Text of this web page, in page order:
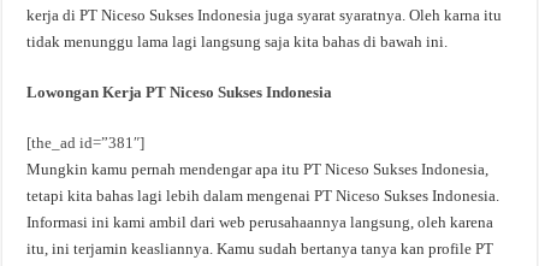
kerja di PT Niceso Sukses Indonesia juga syarat syaratnya. Oleh karna itu
tidak menunggu lama lagi langsung saja kita bahas di bawah ini.
Lowongan Kerja PT Niceso Sukses Indonesia
[the_ad id=”381″]
Mungkin kamu pernah mendengar apa itu PT Niceso Sukses Indonesia,
tetapi kita bahas lagi lebih dalam mengenai PT Niceso Sukses Indonesia.
Informasi ini kami ambil dari web perusahaannya langsung, oleh karena
itu, ini terjamin keasliannya. Kamu sudah bertanya tanya kan profile PT